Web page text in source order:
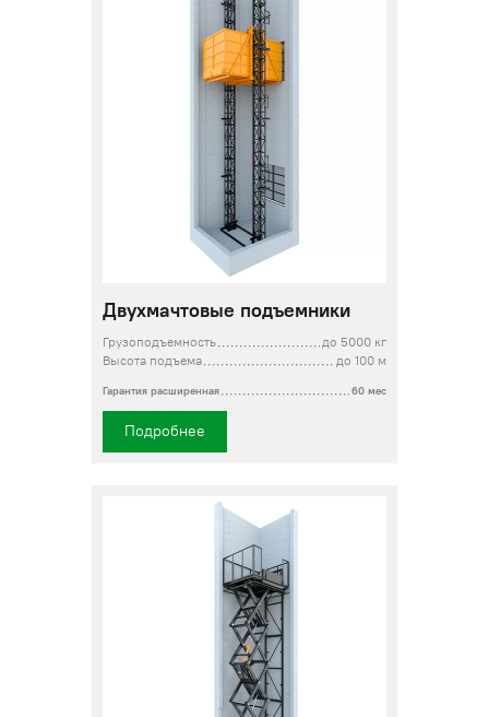
Двухмачтовые подъемники
Грузоподъемность
до 5000 кг
Высота подъема
до 100 м
Гарантия расширенная 60 мес
Подробнее